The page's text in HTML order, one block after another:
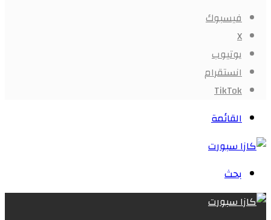
فيسبوك
X
يوتيوب
انستقرام
‫TikTok
القائمة
بحث